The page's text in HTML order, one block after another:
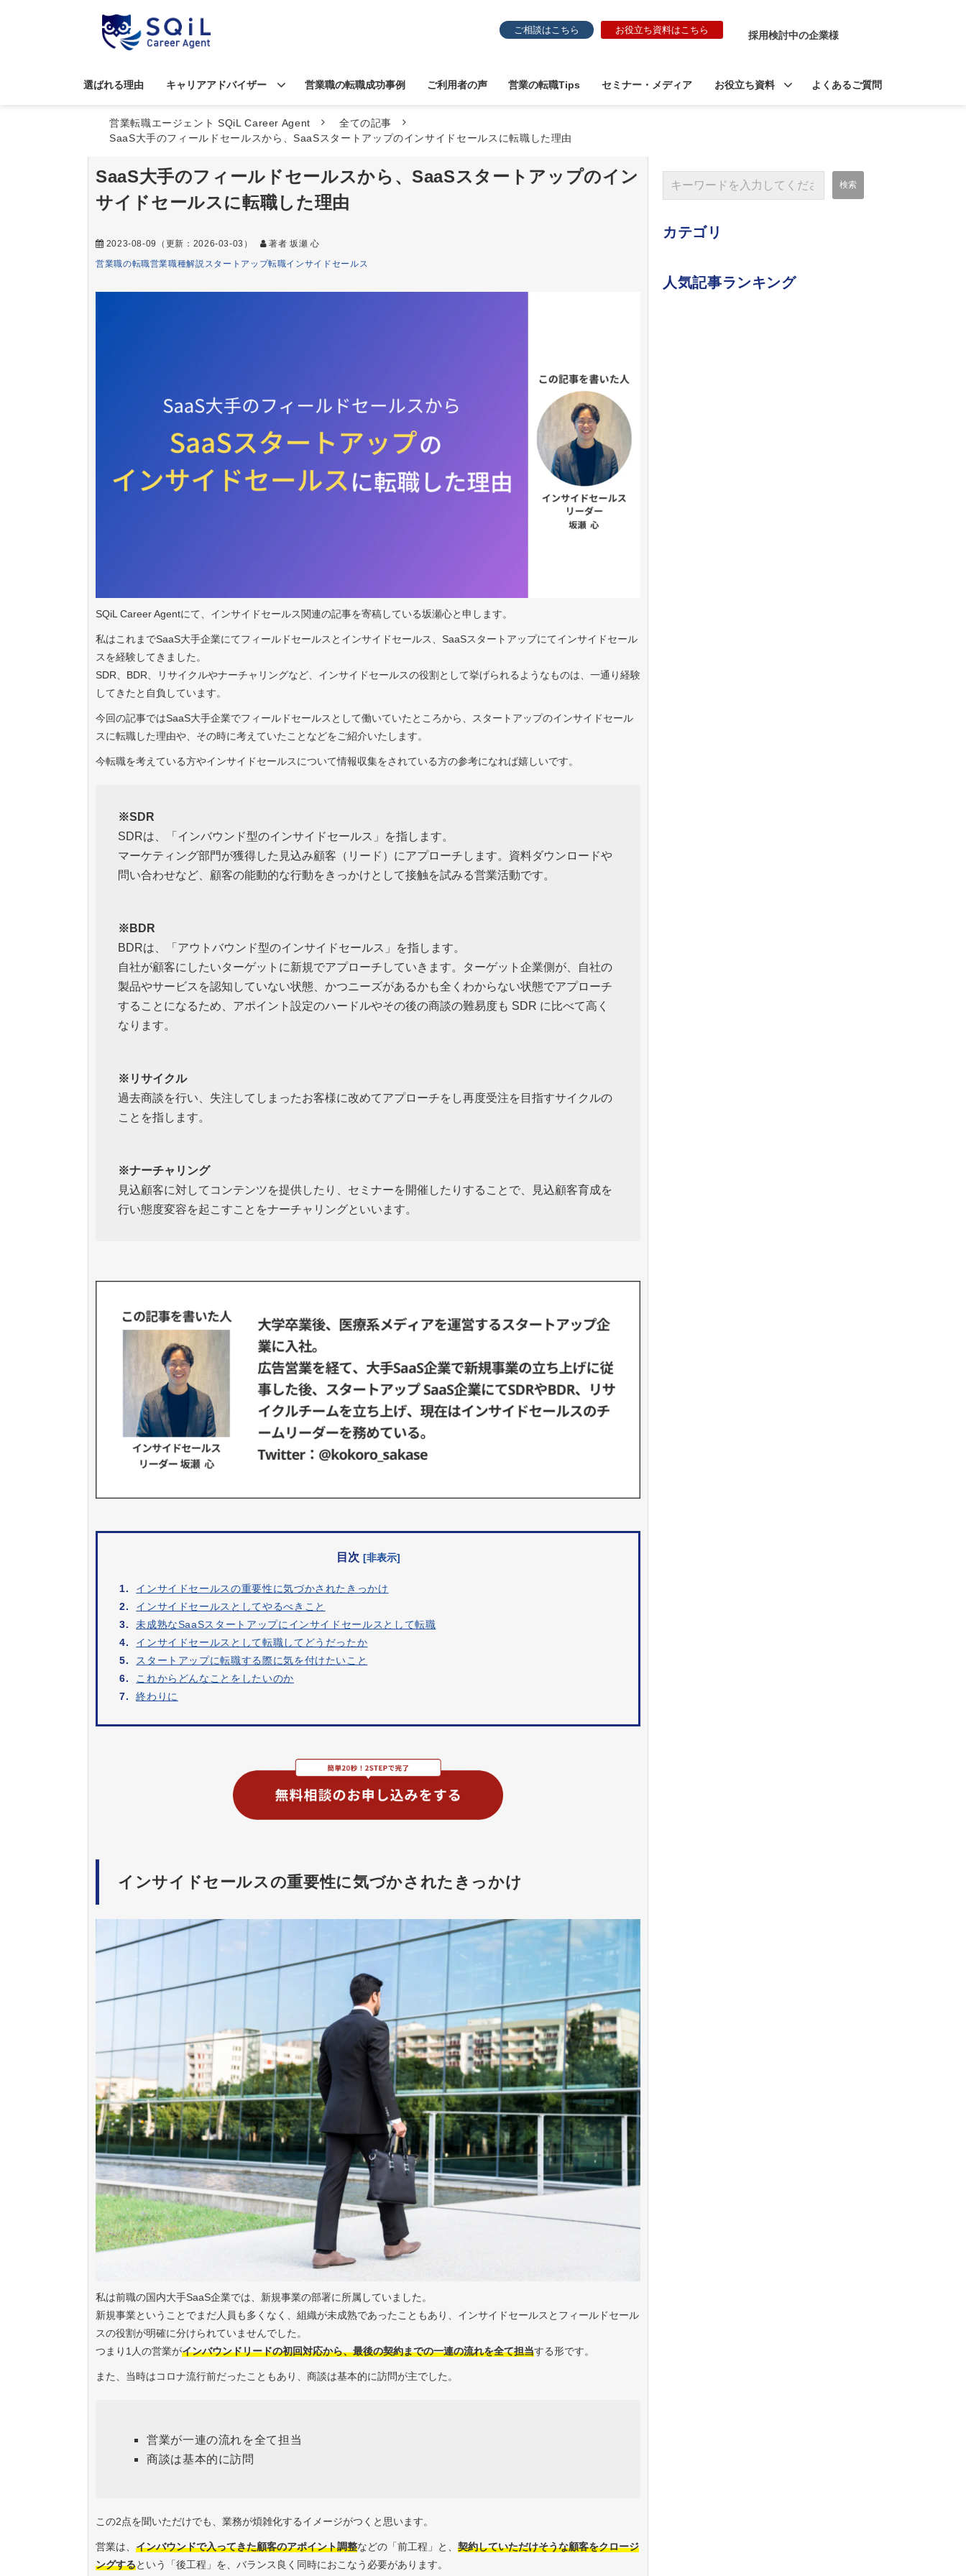
ご相談はこちら お役立ち資料はこちら 採用検討中の企業様
選ばれる理由 キャリアアドバイザー 営業職の転職成功事例 ご利用者の声 営業の転職Tips セミナー・メディア お役立ち資料 よくあるご質問
営業転職エージェント SQiL Career Agent
全ての記事
SaaS大手のフィールドセールスから、SaaSスタートアップのインサイドセールスに転職した理由
SaaS大手のフィールドセールスから、SaaSスタートアップのイン
サイドセールスに転職した理由
2023-08-09 （更新： 2026-03-03 ）
著者 坂瀬 心
営業職の転職営業職種解説スタートアップ転職インサイドセールス
SQiL Career Agentにて、インサイドセールス関連の記事を寄稿している坂瀬心と申します。
私はこれまでSaaS大手企業にてフィールドセールスとインサイドセールス、SaaSスタートアップにてインサイドセール
スを経験してきました。
SDR、BDR、リサイクルやナーチャリングなど、インサイドセールスの役割として挙げられるようなものは、一通り経験
してきたと自負しています。
今回の記事ではSaaS大手企業でフィールドセールスとして働いていたところから、スタートアップのインサイドセール
スに転職した理由や、その時に考えていたことなどをご紹介いたします。
今転職を考えている方やインサイドセールスについて情報収集をされている方の参考になれば嬉しいです。
※SDR
SDRは、「インバウンド型のインサイドセールス」を指します。
マーケティング部門が獲得した見込み顧客（リード）にアプローチします。資料ダウンロードや
問い合わせなど、顧客の能動的な行動をきっかけとして接触を試みる営業活動です。
※BDR
BDRは、「アウトバウンド型のインサイドセールス」を指します。
自社が顧客にしたいターゲットに新規でアプローチしていきます。ターゲット企業側が、自社の
製品やサービスを認知していない状態、かつニーズがあるかも全くわからない状態でアプローチ
することになるため、アポイント設定のハードルやその後の商談の難易度も SDR に比べて高く
なります。
※リサイクル
過去商談を行い、失注してしまったお客様に改めてアプローチをし再度受注を目指すサイクルの
ことを指します。
※ナーチャリング
見込顧客に対してコンテンツを提供したり、セミナーを開催したりすることで、見込顧客育成を
行い態度変容を起こすことをナーチャリングといいます。
目次 [非表示]
1.
インサイドセールスの重要性に気づかされたきっかけ
2.
インサイドセールスとしてやるべきこと
3.
未成熟なSaaSスタートアップにインサイドセールスとして転職
4.
インサイドセールスとして転職してどうだったか
5.
スタートアップに転職する際に気を付けたいこと
6.
これからどんなことをしたいのか
7.
終わりに
インサイドセールスの重要性に気づかされたきっかけ
私は前職の国内大手SaaS企業では、新規事業の部署に所属していました。
新規事業ということでまだ人員も多くなく、組織が未成熟であったこともあり、インサイドセールスとフィールドセール
スの役割が明確に分けられていませんでした。
つまり1人の営業がインバウンドリードの初回対応から、最後の契約までの一連の流れを全て担当する形です。
また、当時はコロナ流行前だったこともあり、商談は基本的に訪問が主でした。
営業が一連の流れを全て担当
商談は基本的に訪問
この2点を聞いただけでも、業務が煩雑化するイメージがつくと思います。
営業は、 インバウンドで入ってきた顧客のアポイント調整などの「前工程」と、 契約していただけそうな顧客をクロージ
ングするという「後工程」を、バランス良く同時におこなう必要があります。
カテゴリ
人気記事ランキング